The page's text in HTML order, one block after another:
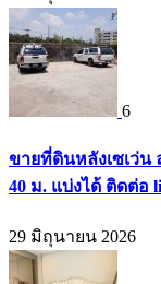
6
ขายที่ดินหลังเซเว่น
40 ม. แบ่งได้ ติดต่อ
29 มิถุนายน 2026